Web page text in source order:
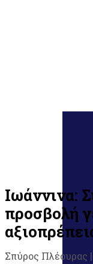
Ιωάννινα:
προσβολή
Σπύρος Πλέουρας |